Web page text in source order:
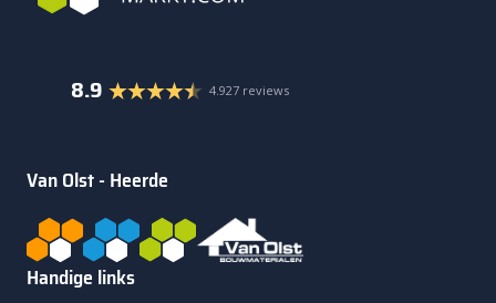
8.9 4.927 reviews
Van Olst - Heerde
Handige links